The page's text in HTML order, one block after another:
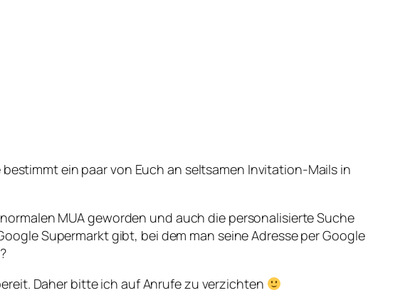
ein paar von Euch an seltsamen Invitation-Mails in
MUA geworden und auch die personalisierte Suche
Supermarkt gibt, bei dem man seine Adresse per Google
Daher bitte ich auf Anrufe zu verzichten